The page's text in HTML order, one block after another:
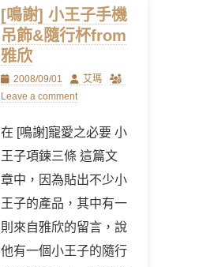
[鳴謝] 小王子手機
吊飾&隨行杯from
雅欣
Posted
on
2008/09/01 Author
艾瑪
Leave a comment
在 [鳴謝]寵愛之必要 小
王子項鍊三條 這篇文
章中，因為貼出不少小
王子的產品，其中有一
則來自雅欣的留言，說
他有一個小王子的隨行